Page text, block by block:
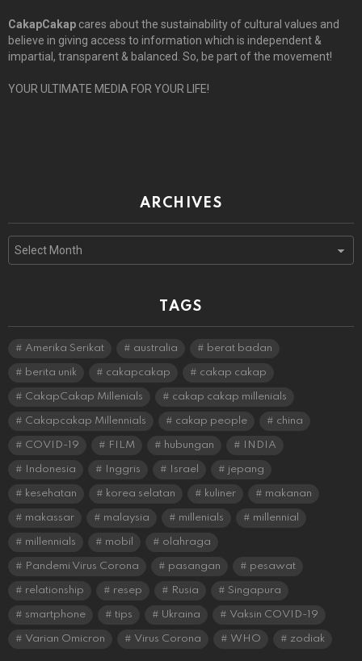
CakapCakap cares about the sustainability of cultural values and
believe in giving access to information which is independent &
impartial, transparent & balanced. So, be part of the movement!
YOUR ULTIMATE MEDIA FOR YOUR LIFE!
ARCHIVES
TAGS
Amerika Serikat australia berat badan
berita unik cakapcakap cakap cakap
CakapCakap Millenials cakap cakap millenials
Cakapcakap Millennials cakap people china
COVID-19 FILM hubungan INDIA
Indonesia Inggris Israel jepang
kesehatan korea selatan kuliner makanan
makassar malaysia millenials millennial
millennials mobil olahraga
Pandemi Virus Corona pasangan pesawat
relationship resep Rusia Singapura
smartphone tips Ukraina Vaksin COVID-19
Varian Omicron Virus Corona WHO zodiak